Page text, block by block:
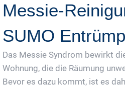
Messie-
SUMO
Das Messie Syndrom bewirkt
Wohnung, die die Räumung
Bevor es dazu kommt, ist es